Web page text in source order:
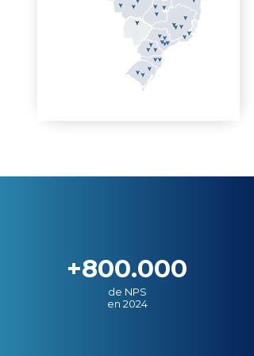
+800.000
de NPS
en 2024